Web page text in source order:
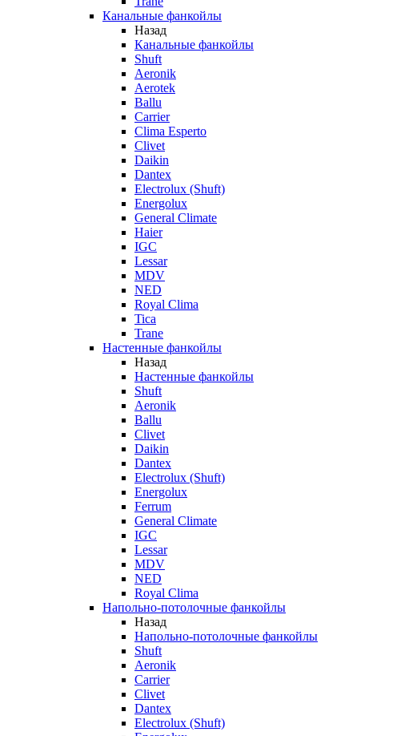
Канальные фанкойлы
Назад
Канальные фанкойлы
Shuft
Aeronik
Aerotek
Ballu
Carrier
Clima Esperto
Clivet
Daikin
Dantex
Electrolux (Shuft)
Energolux
General Climate
Haier
IGC
Lessar
MDV
NED
Royal Clima
Tica
Trane
Настенные фанкойлы
Назад
Настенные фанкойлы
Shuft
Aeronik
Ballu
Clivet
Daikin
Dantex
Electrolux (Shuft)
Energolux
Ferrum
General Climate
IGC
Lessar
MDV
NED
Royal Clima
Напольно-потолочные фанкойлы
Назад
Напольно-потолочные фанкойлы
Shuft
Aeronik
Carrier
Clivet
Dantex
Electrolux (Shuft)